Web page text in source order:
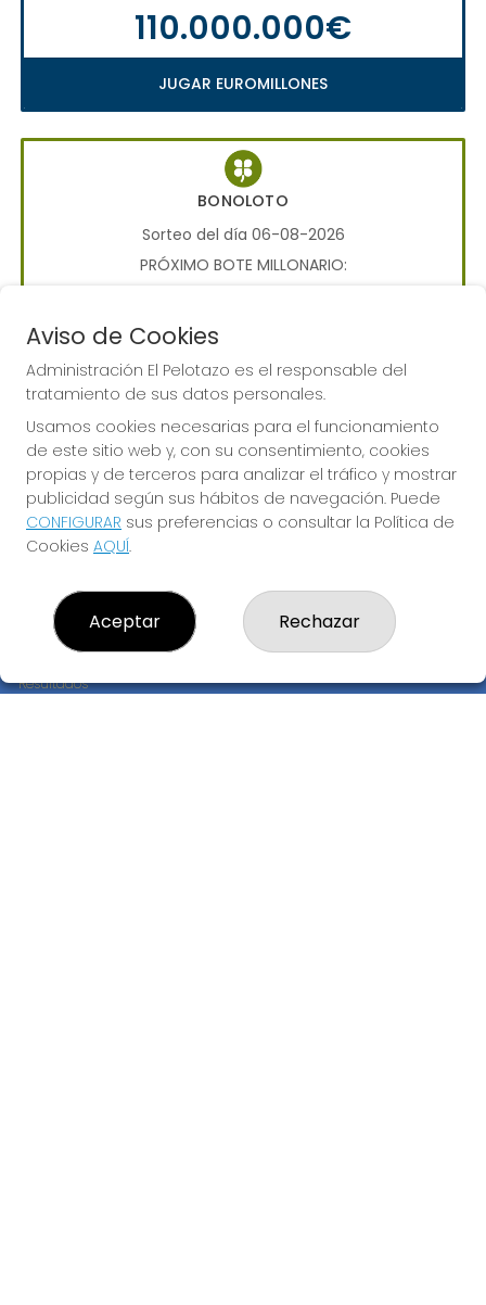
110.000.000€
JUGAR EUROMILLONES
BONOLOTO
Sorteo del día 06-08-2026
PRÓXIMO BOTE MILLONARIO:
JUGAR BONOLOTO
Imagen anterior
ADMINISTRACIÓN EL PELOTAZO
¿Quiénes somos?
Resultados
Aviso de Cookies
Administración El Pelotazo es el responsable del
tratamiento de sus datos personales.
Usamos cookies necesarias para el funcionamiento
de este sitio web y, con su consentimiento, cookies
propias y de terceros para analizar el tráfico y mostrar
publicidad según sus hábitos de navegación. Puede
CONFIGURAR sus preferencias o consultar la Política de
Cookies AQUÍ.
Aceptar Rechazar